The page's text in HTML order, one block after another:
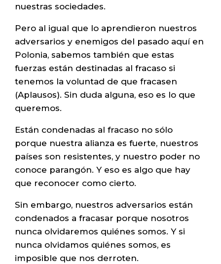
nuestras sociedades.
Pero al igual que lo aprendieron nuestros
adversarios y enemigos del pasado aquí en
Polonia, sabemos también que estas
fuerzas están destinadas al fracaso si
tenemos la voluntad de que fracasen
(Aplausos). Sin duda alguna, eso es lo que
queremos.
Están condenadas al fracaso no sólo
porque nuestra alianza es fuerte, nuestros
países son resistentes, y nuestro poder no
conoce parangón. Y eso es algo que hay
que reconocer como cierto.
Sin embargo, nuestros adversarios están
condenados a fracasar porque nosotros
nunca olvidaremos quiénes somos. Y si
nunca olvidamos quiénes somos, es
imposible que nos derroten.